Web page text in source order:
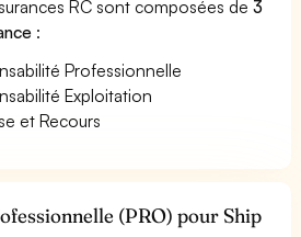
RC sont composées de3
:
Professionnelle
Exploitation
et Recours
(PRO) pour Ship